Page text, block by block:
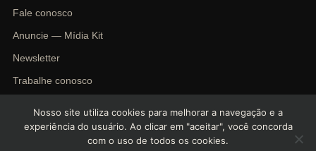
Fale conosco
Anuncie — Mídia Kit
Newsletter
Trabalhe conosco
O Brasiliense. Todos os direitos reservados.
Nosso site utiliza cookies para melhorar a navegação e a
experiência do usuário. Ao clicar em "aceitar", você concorda
com o uso de todos os cookies.